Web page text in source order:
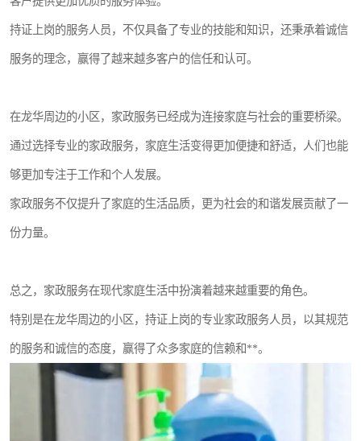
持证上岗的服务人员，不仅具备了专业的技能和知识，还秉承着诚信
服务的理念，赢得了越来越多客户的信任和认可。
在龙华周边的小区，家政服务已经成为连接家庭与社会的重要桥梁。
通过选择专业的家政服务，家庭生活变得更加便捷和舒适，人们也能
够更加专注于工作和个人发展。
家政服务不仅提升了家庭的生活品质，更为社会的和谐发展贡献了一
份力量。
总之，家政服务在现代家庭生活中扮演着越来越重要的角色。
特别是在龙华周边的小区，持证上岗的专业家政服务人员，以其规范
的服务和诚信的态度，赢得了众多家庭的信赖和**。